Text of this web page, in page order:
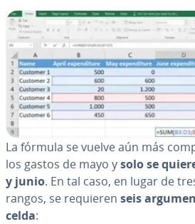
La fórmula se vuelve aún más
los gastos de mayo ysolo se
y junio. En tal caso, en lugar de
rangos, se requieren seis
celda: